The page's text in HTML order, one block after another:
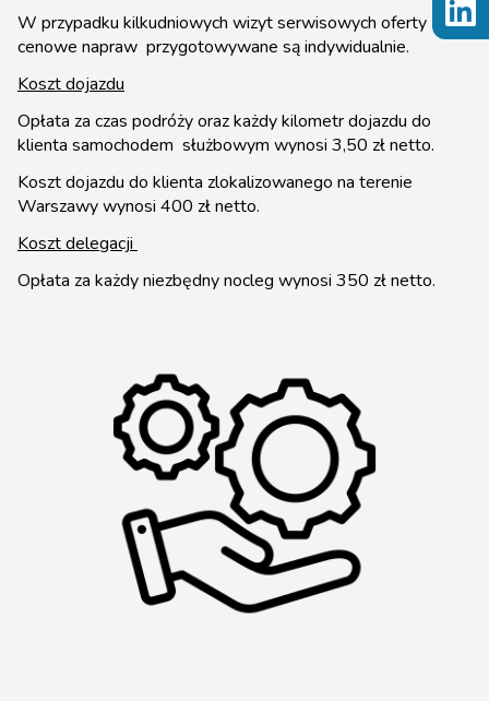
W przypadku kilkudniowych wizyt serwisowych oferty
cenowe napraw przygotowywane są indywidualnie.
Koszt dojazdu
Opłata za czas podróży oraz każdy kilometr dojazdu do
klienta samochodem służbowym wynosi 3,50 zł netto.
Koszt dojazdu do klienta zlokalizowanego na terenie
Warszawy wynosi 400 zł netto.
Koszt delegacji
Opłata za każdy niezbędny nocleg wynosi 350 zł netto.